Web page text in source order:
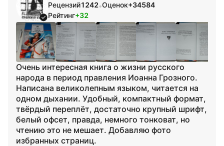
Рецензий1242•Оценок+34584
Рейтинг+32
Очень интересная книга о жизни русского
народа в период правления Иоанна Грозного.
Написана великолепным языком, читается на
одном дыхании. Удобный, компактный формат,
твёрдый переплёт, достаточно крупный шрифт,
белый офсет, правда, немного тонковат, но
чтению это не мешает. Добавляю фото
избранных страниц.